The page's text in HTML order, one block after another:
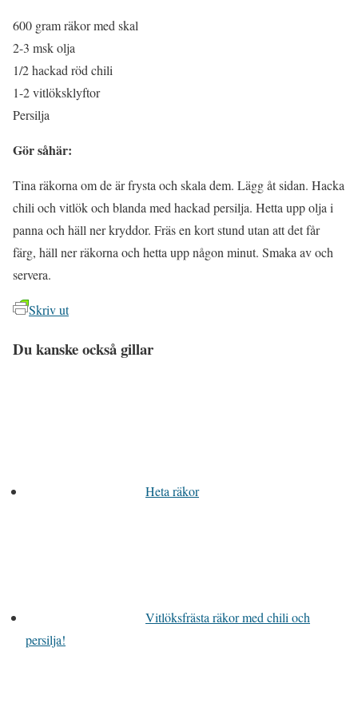
600 gram räkor med skal
2-3 msk olja
1/2 hackad röd chili
1-2 vitlöksklyftor
Persilja
Gör såhär:
Tina räkorna om de är frysta och skala dem. Lägg åt sidan. Hacka
chili och vitlök och blanda med hackad persilja. Hetta upp olja i
panna och häll ner kryddor. Fräs en kort stund utan att det får
färg, häll ner räkorna och hetta upp någon minut. Smaka av och
servera.
Skriv ut
Du kanske också gillar
Heta räkor
Vitlöksfrästa räkor med chili och
persilja!